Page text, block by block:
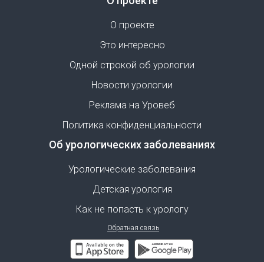
О проекте
Это интересно
Одной строкой об урологии
Новости урологии
Реклама на Уровеб
Политика конфиденциальности
Об урологических заболеваниях
Урологические заболевания
Детская урология
Как не попасть к урологу
Обратная связь